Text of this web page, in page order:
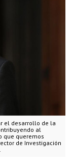
el desarrollo de la
al
que queremos
de Investigación